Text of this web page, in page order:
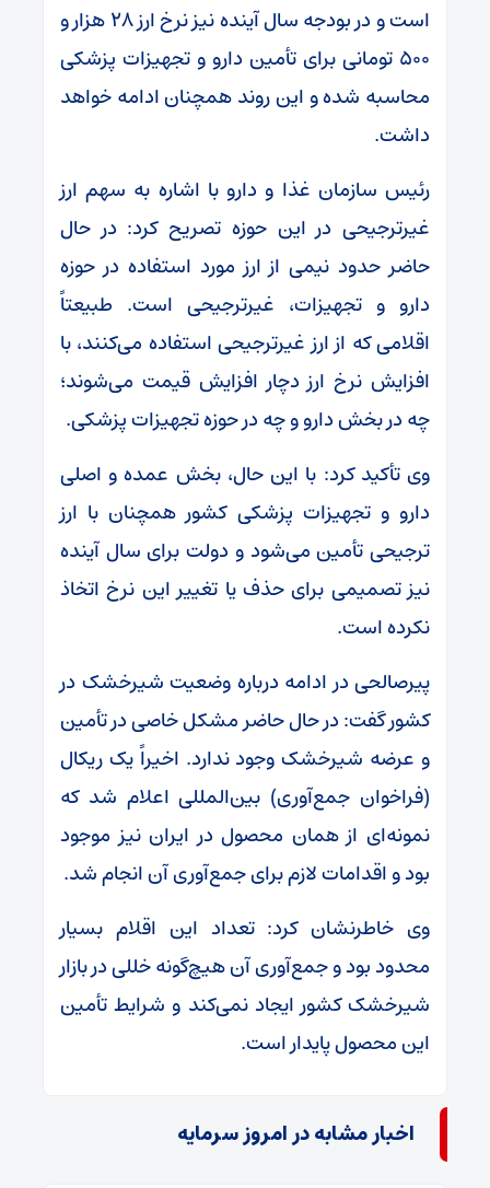
است و در بودجه سال آینده نیز نرخ ارز ۲۸ هزار و
۵۰۰ تومانی برای تأمین دارو و تجهیزات پزشکی
محاسبه شده و این روند همچنان ادامه خواهد
داشت.
رئیس سازمان غذا و دارو با اشاره به سهم ارز
غیرترجیحی در این حوزه تصریح کرد: در حال
حاضر حدود نیمی از ارز مورد استفاده در حوزه
دارو و تجهیزات، غیرترجیحی است. طبیعتاً
اقلامی که از ارز غیرترجیحی استفاده می‌کنند، با
افزایش نرخ ارز دچار افزایش قیمت می‌شوند؛
چه در بخش دارو و چه در حوزه تجهیزات پزشکی.
وی تأکید کرد: با این حال، بخش عمده و اصلی
دارو و تجهیزات پزشکی کشور همچنان با ارز
ترجیحی تأمین می‌شود و دولت برای سال آینده
نیز تصمیمی برای حذف یا تغییر این نرخ اتخاذ
نکرده است.
پیرصالحی در ادامه درباره وضعیت شیرخشک در
کشور گفت: در حال حاضر مشکل خاصی در تأمین
و عرضه شیرخشک وجود ندارد. اخیراً یک ریکال
(فراخوان جمع‌آوری) بین‌المللی اعلام شد که
نمونه‌ای از همان محصول در ایران نیز موجود
بود و اقدامات لازم برای جمع‌آوری آن انجام شد.
وی خاطرنشان کرد: تعداد این اقلام بسیار
محدود بود و جمع‌آوری آن هیچ‌گونه خللی در بازار
شیرخشک کشور ایجاد نمی‌کند و شرایط تأمین
این محصول پایدار است.
اخبار مشابه در امروز سرمایه